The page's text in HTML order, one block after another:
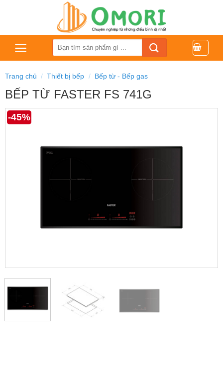
dung
Tìm
kiếm:
Trang chủ / Thiết bị bếp / Bếp từ - Bếp gas
BẾP TỪ FASTER FS 741G
-45%